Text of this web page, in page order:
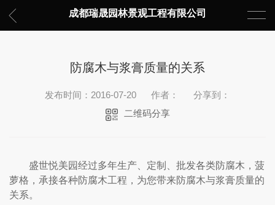
成都瑞晟园林景观工程有限公司
防腐木与浆膏质量的关系
发布时间：2016-07-20 作者：
分享到：
二维码分享
盛世悦美园经过多年生产、定制、批发各类防腐木，菠
萝格，承接各种防腐木工程，为您带来防腐木与浆膏质量的
关系。